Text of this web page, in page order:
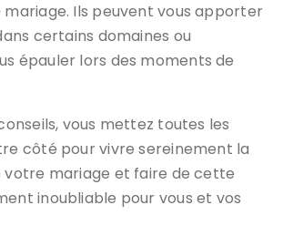
Ils peuvent vous apporter
certains domaines ou
épauler lors des moments de
vous mettez toutes les
côté pour vivre sereinement la
mariage et faire de cette
inoubliable pour vous et vos